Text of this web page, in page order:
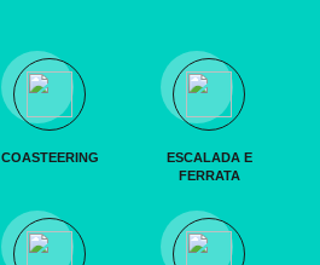
COASTEERING
ESCALADA E
FERRATA